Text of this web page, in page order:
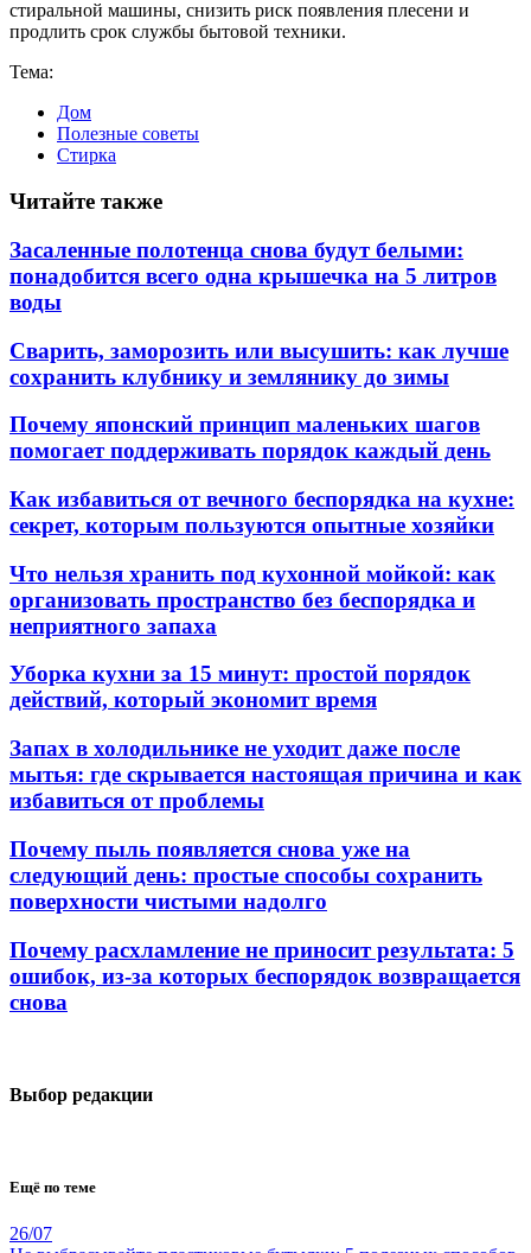
стиральной машины, снизить риск появления плесени и
продлить срок службы бытовой техники.
Тема:
Дом
Полезные советы
Стирка
Читайте также
Засаленные полотенца снова будут белыми:
понадобится всего одна крышечка на 5 литров
воды
Сварить, заморозить или высушить: как лучше
сохранить клубнику и землянику до зимы
Почему японский принцип маленьких шагов
помогает поддерживать порядок каждый день
Как избавиться от вечного беспорядка на кухне:
секрет, которым пользуются опытные хозяйки
Что нельзя хранить под кухонной мойкой: как
организовать пространство без беспорядка и
неприятного запаха
Уборка кухни за 15 минут: простой порядок
действий, который экономит время
Запах в холодильнике не уходит даже после
мытья: где скрывается настоящая причина и как
избавиться от проблемы
Почему пыль появляется снова уже на
следующий день: простые способы сохранить
поверхности чистыми надолго
Почему расхламление не приносит результата: 5
ошибок, из-за которых беспорядок возвращается
снова
Выбор редакции
Ещё по теме
26/07